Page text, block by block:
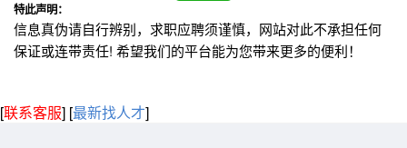
特此声明：
信息真伪请自行辨别，求职应聘须谨慎，网站对此不承担任何
保证或连带责任! 希望我们的平台能为您带来更多的便利！
[联系客服] [最新找人才]